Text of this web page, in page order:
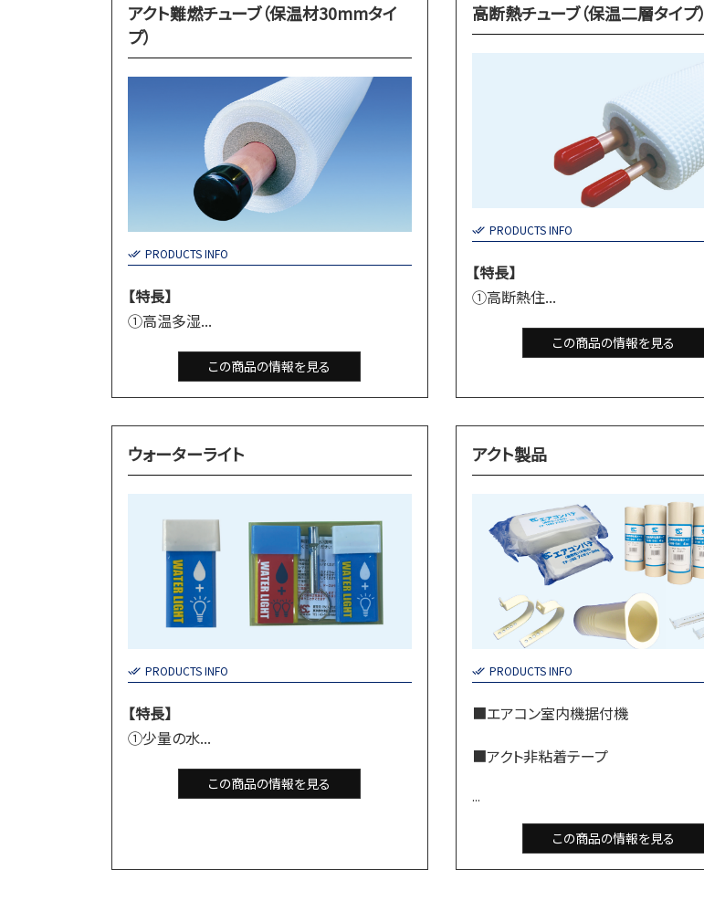
アクト難燃チューブ（保温材30mmタイ
プ）
PRODUCTS INFO
【特長】
①高温多湿...
この商品の情報を見る
高断熱チューブ（保温二層タイプ）
PRODUCTS INFO
【特長】
①高断熱住...
この商品の情報を見る
ウォーターライト
PRODUCTS INFO
【特長】
①少量の水...
この商品の情報を見る
アクト製品
PRODUCTS INFO
■エアコン室内機据付機
■アクト非粘着テープ
...
この商品の情報を見る